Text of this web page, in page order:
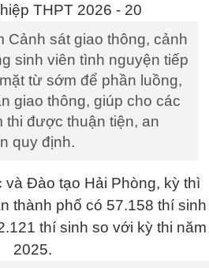
Cảnh sát giao thông, cảnh
sinh viên tình nguyện tiếp
từ sớm để phần luồng,
giao thông, giúp cho các
thi được thuận tiện, an
quy định.